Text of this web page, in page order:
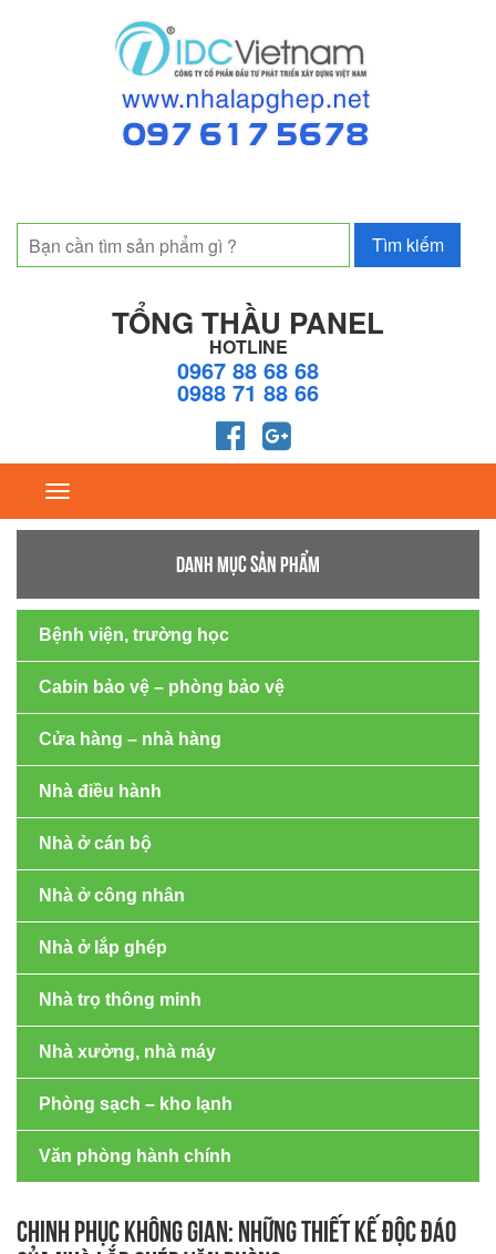
TỔNG THẦU PANEL
HOTLINE
0967 88 68 68
0988 71 88 66
Toggle
DANH MỤC SẢN PHẨM
Bệnh viện, trường học
Cabin bảo vệ – phòng bảo vệ
Cửa hàng – nhà hàng
Nhà điều hành
Nhà ở cán bộ
Nhà ở công nhân
Nhà ở lắp ghép
Nhà trọ thông minh
Nhà xưởng, nhà máy
Phòng sạch – kho lạnh
Văn phòng hành chính
CHINH PHỤC KHÔNG GIAN: NHỮNG THIẾT KẾ ĐỘC ĐÁO